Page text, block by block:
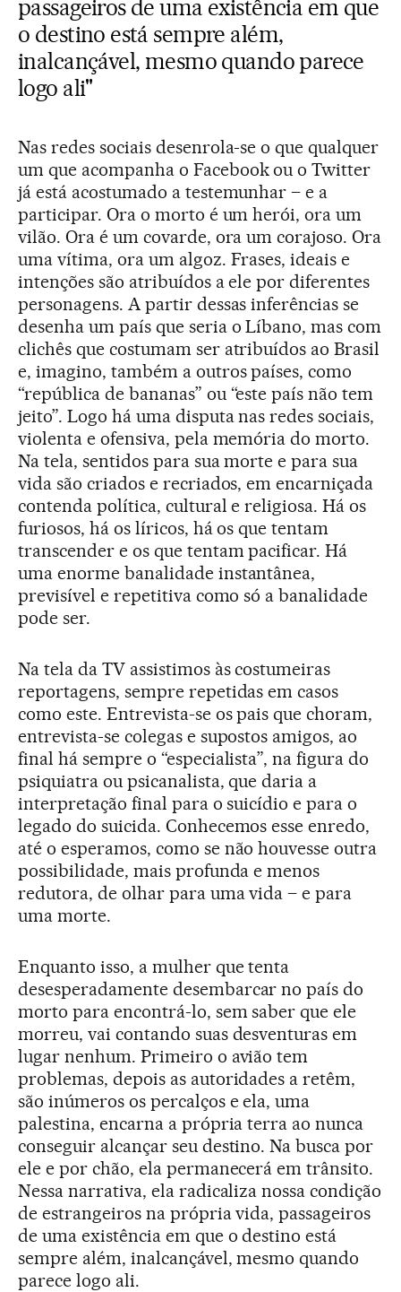
passageiros de uma existência em que
o destino está sempre além,
inalcançável, mesmo quando parece
logo ali"
Nas redes sociais desenrola-se o que qualquer
um que acompanha o Facebook ou o Twitter
já está acostumado a testemunhar – e a
participar. Ora o morto é um herói, ora um
vilão. Ora é um covarde, ora um corajoso. Ora
uma vítima, ora um algoz. Frases, ideais e
intenções são atribuídos a ele por diferentes
personagens. A partir dessas inferências se
desenha um país que seria o Líbano, mas com
clichês que costumam ser atribuídos ao Brasil
e, imagino, também a outros países, como
“república de bananas” ou “este país não tem
jeito”. Logo há uma disputa nas redes sociais,
violenta e ofensiva, pela memória do morto.
Na tela, sentidos para sua morte e para sua
vida são criados e recriados, em encarniçada
contenda política, cultural e religiosa. Há os
furiosos, há os líricos, há os que tentam
transcender e os que tentam pacificar. Há
uma enorme banalidade instantânea,
previsível e repetitiva como só a banalidade
pode ser.
Na tela da TV assistimos às costumeiras
reportagens, sempre repetidas em casos
como este. Entrevista-se os pais que choram,
entrevista-se colegas e supostos amigos, ao
final há sempre o “especialista”, na figura do
psiquiatra ou psicanalista, que daria a
interpretação final para o suicídio e para o
legado do suicida. Conhecemos esse enredo,
até o esperamos, como se não houvesse outra
possibilidade, mais profunda e menos
redutora, de olhar para uma vida – e para
uma morte.
Enquanto isso, a mulher que tenta
desesperadamente desembarcar no país do
morto para encontrá-lo, sem saber que ele
morreu, vai contando suas desventuras em
lugar nenhum. Primeiro o avião tem
problemas, depois as autoridades a retêm,
são inúmeros os percalços e ela, uma
palestina, encarna a própria terra ao nunca
conseguir alcançar seu destino. Na busca por
ele e por chão, ela permanecerá em trânsito.
Nessa narrativa, ela radicaliza nossa condição
de estrangeiros na própria vida, passageiros
de uma existência em que o destino está
sempre além, inalcançável, mesmo quando
parece logo ali.